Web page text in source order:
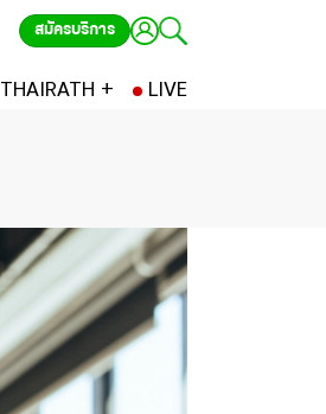
สมัครบริการ
THAIRATH + LIVE